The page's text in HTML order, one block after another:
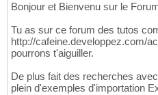
Bonjour et Bienvenu sur le
Tu as sur ce forum des tutos
http://cafeine.developpez.com/
pourrons t'aiguiller.
De plus fait des recherches
plein d'exemples d'importation